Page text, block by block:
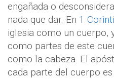
engañada o
nada que dar. En 1
iglesia como un cuerpo,
como partes de este
como la cabeza. El
cada parte del cuerpo